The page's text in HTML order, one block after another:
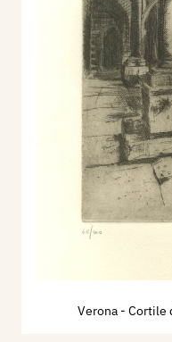
Verona - Cortile